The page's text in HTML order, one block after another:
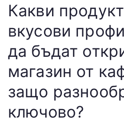
Какви
вкусови
да бъдат
магазин от
защо
ключово?